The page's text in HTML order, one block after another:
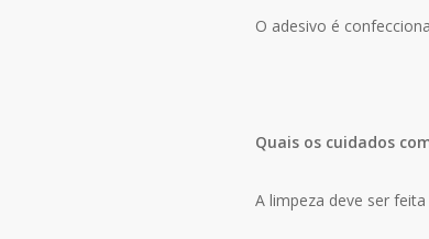
O adesivo é
Quais os cuidados
A limpeza deve ser